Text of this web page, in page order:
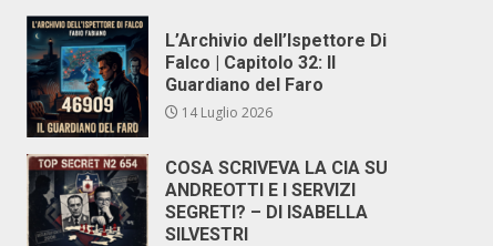
L’Archivio dell’Ispettore Di
Falco | Capitolo 32: Il
Guardiano del Faro
14 Luglio 2026
COSA SCRIVEVA LA CIA SU
ANDREOTTI E I SERVIZI
SEGRETI? – DI ISABELLA
SILVESTRI